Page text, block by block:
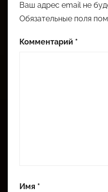
Ваш адрес email не
Обязательные поля
Комментарий *
Имя *